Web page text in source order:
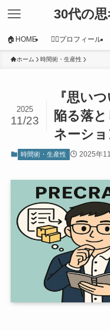
30代の
🏠HOME 👩‍⚕️プロフィール
ホーム 時間術・生産性
『思い
陥る落
ネーシ
2025
11/23
時間術・生産性 2025年